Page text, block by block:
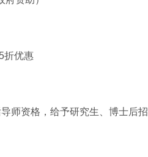
折优惠
师资格，给予研究生、博士后